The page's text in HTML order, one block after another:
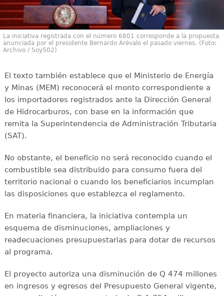
La iniciativa registrada con el número 6801 corresponde a la propuesta
anunciada por el presidente Bernardo Arévalo el pasado viernes. (Foto:
Archivo / Soy502)
El texto también establece que el Ministerio de Energía
y Minas (MEM) reconocerá el monto correspondiente a
los importadores registrados ante la Dirección General
de Hidrocarburos, con base en la información que
remita la Superintendencia de Administración Tributaria
(SAT).
No obstante, el beneficio no será reconocido cuando el
combustible sea distribuido para consumo fuera del
territorio nacional o cuando los beneficiarios incumplan
las disposiciones que establezca el reglamento.
En materia financiera, la iniciativa contempla un
esquema de disminuciones, ampliaciones y
readecuaciones presupuestarias para dotar de recursos
al programa.
El proyecto autoriza una disminución de Q 474 millones
en ingresos y egresos del Presupuesto General vigente,